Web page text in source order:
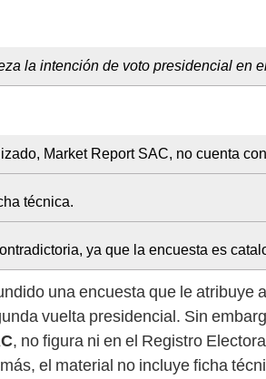
la intención de voto presidencial en
Market Report SAC, no cuenta
técnica.
ya que la encuesta es
una encuesta que le atribuye a
vuelta presidencial. Sin
, no figura ni en el Registro
el material no incluye ficha